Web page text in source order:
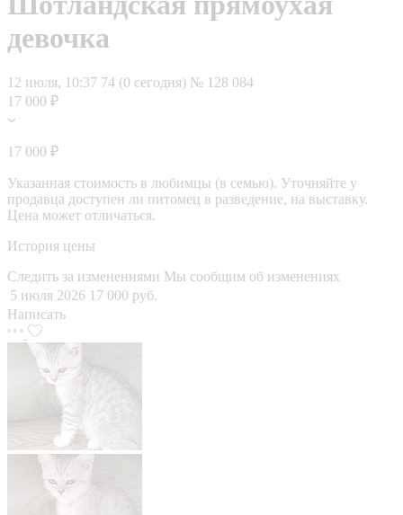
девочка
12 июля, 10:37 74 (0 сегодня) № 128 084
17 000 ₽
17 000 ₽
Указанная стоимость в любимцы (в семью). Уточняйте у
продавца доступен ли питомец в разведение, на выставку.
Цена может отличаться.
История цены
Следить за изменениями Мы сообщим об изменениях
5 июля 2026 17 000 руб.
Написать